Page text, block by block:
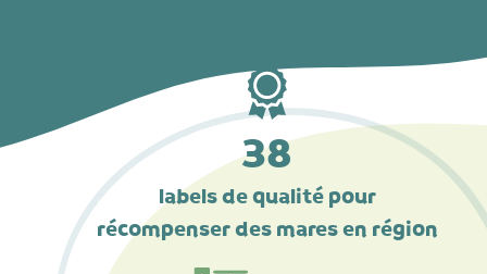
38
labels de qualité pour
récompenser des mares en région